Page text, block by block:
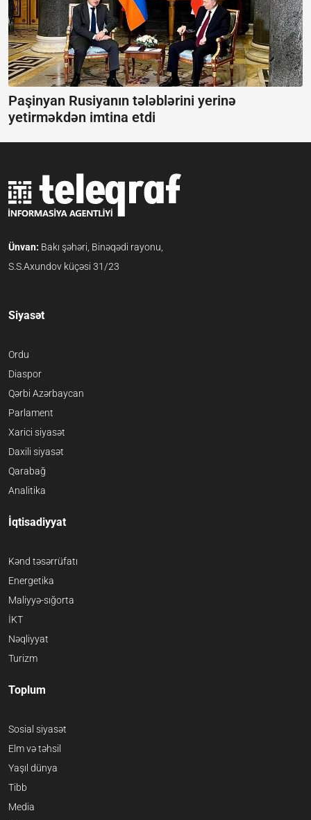
Paşinyan Rusiyanın tələblərini yerinə
yetirməkdən imtina etdi
Ünvan: Bakı şəhəri, Binəqədi rayonu,
S.S.Axundov küçəsi 31/23
Siyasət
Ordu
Diaspor
Qərbi Azərbaycan
Parlament
Xarici siyasət
Daxili siyasət
Qarabağ
Analitika
İqtisadiyyat
Kənd təsərrüfatı
Energetika
Maliyyə-sığorta
İKT
Nəqliyyat
Turizm
Toplum
Sosial siyasət
Elm və təhsil
Yaşıl dünya
Tibb
Media